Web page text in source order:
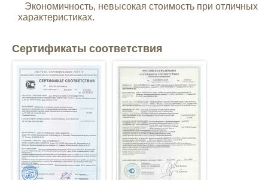
Экономичность, невысокая стоимость при отличных
характеристиках.
Сертификаты соответствия